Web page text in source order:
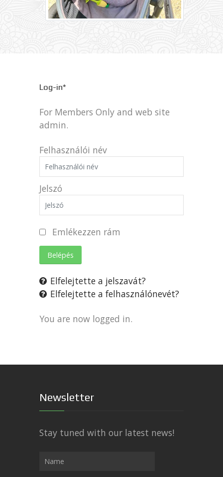
Log-in*
For Members Only and web site
admin.
Felhasználói név
Jelszó
Emlékezzen rám
Belépés
Elfelejtette a jelszavát?
Elfelejtette a felhasználónevét?
You are now logged in.
Newsletter
Stay tuned with our latest news!